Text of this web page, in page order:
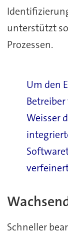
unterstützt
Prozessen.
Um den
Weisser
Schneller